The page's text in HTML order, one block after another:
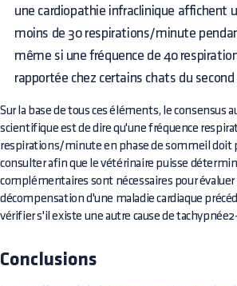
une cardiopathie infraclinique affichent
moins de 30 respirations/minute
même si une fréquence de 40
rapportée chez certains chats du second
Sur la base de tous ces éléments, le consensus
scientifique est de dire qu'une fréquence
respirations/minute en phase de sommeil doit
consulter afin que le vétérinaire puisse
complémentaires sont nécessaires pour
décompensation d'une maladie cardiaque
vérifier s'il existe une autre cause de
Conclusions